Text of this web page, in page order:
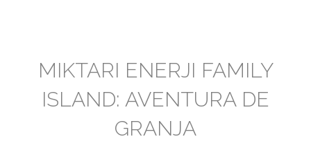
MIKTARI ENERJI FAMILY
ISLAND: AVENTURA DE
GRANJA